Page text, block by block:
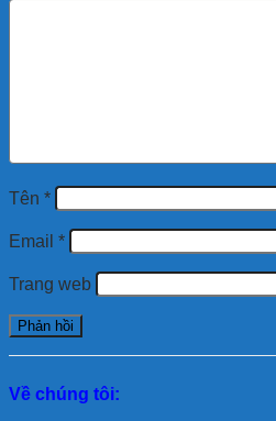
Tên *
Email *
Trang web
Về chúng tôi: